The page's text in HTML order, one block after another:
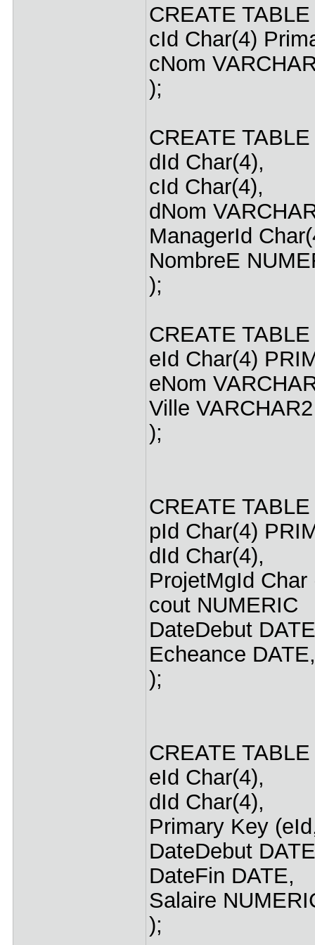
CREATE
cId Char(4)
cNom
);
CREATE
dId Char(4),
cId Char(4),
dNom
ManagerId
NombreE
);
CREATE
eId Char(4)
eNom
Ville
);
CREATE
pId Char(4)
dId Char(4),
ProjetMgId Char
cout NUMERIC
DateDebut
Echeance DATE,
);
CREATE
eId Char(4),
dId Char(4),
Primary Key
DateDebut
DateFin DATE,
Salaire
);